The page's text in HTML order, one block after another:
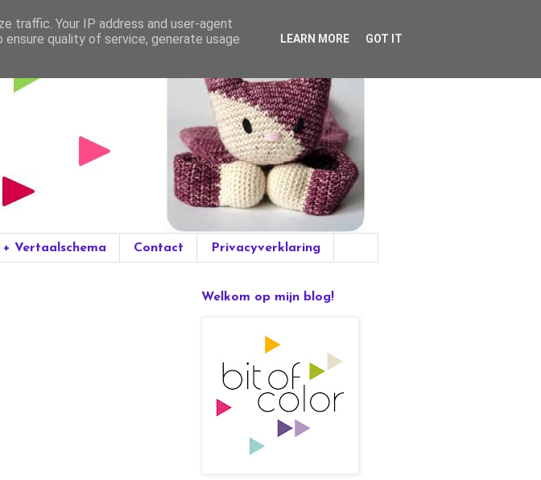
Vertaalschema Contact Privacyverklaring
Welkom op mijn blog!
traffic. Your IP address and user-agent
quality of service, generate usage
LEARN MORE GOT IT